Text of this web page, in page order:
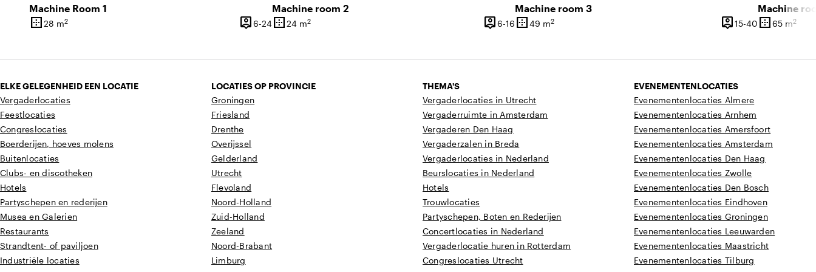
Machine Room 1
border_outer
Oppervlakte
28 m2 person_pin
Capaciteit
6-246 tot 24 personen
Machine room 2
border_outer
Oppervlakte
24 m2 person_pin
Capaciteit
6-16 6 tot 16 personen
Machine room 3
border_outer
Oppervlakte
49 m2 person_pin
Capaciteit
15-40 15 tot 40
Machine
border_outer
Oppervlakte
65 m2
ELKE GELEGENHEID EEN LOCATIE
Vergaderlocaties
Feestlocaties
Congreslocaties
Boerderijen, hoeves molens
Buitenlocaties
Clubs- en discotheken
Hotels
Partyschepen en rederijen
Musea en Galerien
Restaurants
Strandtent- of paviljoen
Industriële locaties
LOCATIES OP PROVINCIE
Groningen
Friesland
Drenthe
Overijssel
Gelderland
Utrecht
Flevoland
Noord-Holland
Zuid-Holland
Zeeland
Noord-Brabant
Limburg
THEMA'S
Vergaderlocaties in Utrecht
Vergaderruimte in Amsterdam
Vergaderen Den Haag
Vergaderzalen in Breda
Vergaderlocaties in Nederland
Beurslocaties in Nederland
Hotels
Trouwlocaties
Partyschepen, Boten en Rederijen
Concertlocaties in Nederland
Vergaderlocatie huren in Rotterdam
Congreslocaties Utrecht
EVENEMENTENLOCATIES
Evenementenlocaties Almere
Evenementenlocaties Arnhem
Evenementenlocaties Amersfoort
Evenementenlocaties Amsterdam
Evenementenlocaties Den Haag
Evenementenlocaties Zwolle
Evenementenlocaties Den Bosch
Evenementenlocaties Eindhoven
Evenementenlocaties Groningen
Evenementenlocaties Leeuwarden
Evenementenlocaties Maastricht
Evenementenlocaties Tilburg